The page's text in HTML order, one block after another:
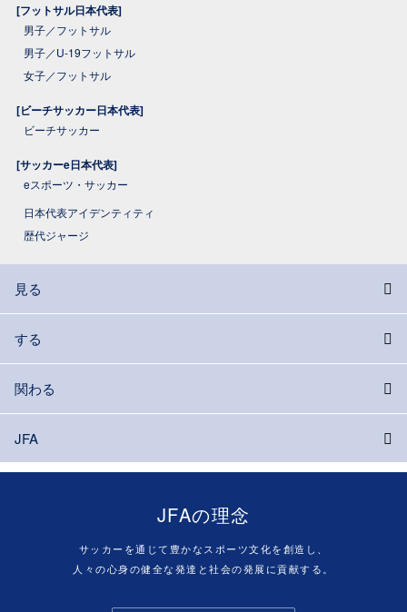
[フットサル日本代表]
男子／フットサル
男子／U-19フットサル
女子／フットサル
[ビーチサッカー日本代表]
ビーチサッカー
[サッカーe日本代表]
eスポーツ・サッカー
日本代表アイデンティティ
歴代ジャージ
見る
する
関わる
JFA
JFAの理念
サッカーを通じて豊かなスポーツ文化を創造し、
人々の心身の健全な発達と社会の発展に貢献する。